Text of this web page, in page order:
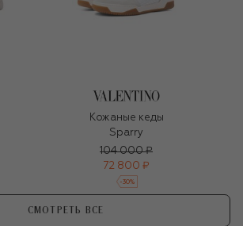
Кожаные кеды
Sparry
104 000 ₽
72 800 ₽
-30%
СМОТРЕТЬ ВСЕ